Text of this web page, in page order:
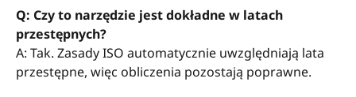
Q: Czy to narzędzie jest dokładne w latach
przestępnych?
A: Tak. Zasady ISO automatycznie uwzględniają lata
przestępne, więc obliczenia pozostają poprawne.